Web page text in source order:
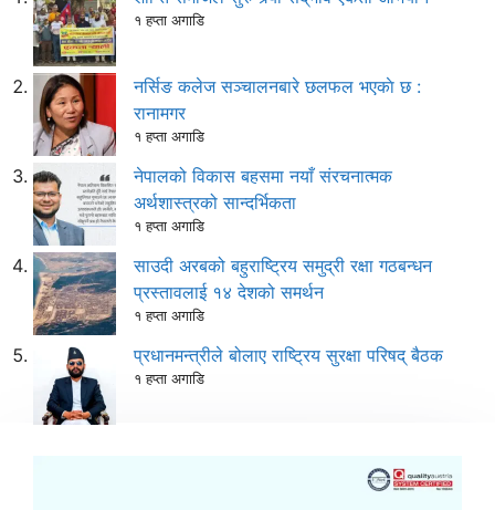
१ हप्ता अगाडि
नर्सिङ कलेज सञ्चालनबारे छलफल भएकाे छ :
रानामगर
१ हप्ता अगाडि
नेपालको विकास बहसमा नयाँ संरचनात्मक
अर्थशास्त्रको सान्दर्भिकता
१ हप्ता अगाडि
साउदी अरबको बहुराष्ट्रिय समुद्री रक्षा गठबन्धन
प्रस्तावलाई १४ देशको समर्थन
१ हप्ता अगाडि
प्रधानमन्त्रीले बोलाए राष्ट्रिय सुरक्षा परिषद् बैठक
१ हप्ता अगाडि